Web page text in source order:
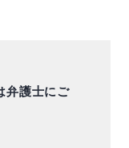
弁護士にご